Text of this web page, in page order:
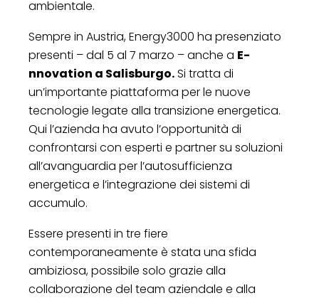
ambientale.
Sempre in Austria, Energy3000 ha presenziato
presenti – dal 5 al 7 marzo – anche a E-
nnovation a Salisburgo.Si tratta di
un’importante piattaforma per le nuove
tecnologie legate alla transizione energetica.
Qui l’azienda ha avuto l’opportunità di
confrontarsi con esperti e partner su soluzioni
all’avanguardia per l’autosufficienza
energetica e l’integrazione dei sistemi di
accumulo.
Essere presenti in tre fiere
contemporaneamente è stata una sfida
ambiziosa, possibile solo grazie alla
collaborazione del team aziendale e alla